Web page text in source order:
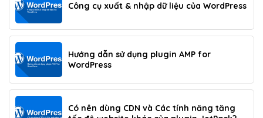
Công cụ xuất & nhập dữ liệu của WordPress
Hướng dẫn sử dụng plugin AMP for
WordPress
Có nên dùng CDN và Các tính năng tăng